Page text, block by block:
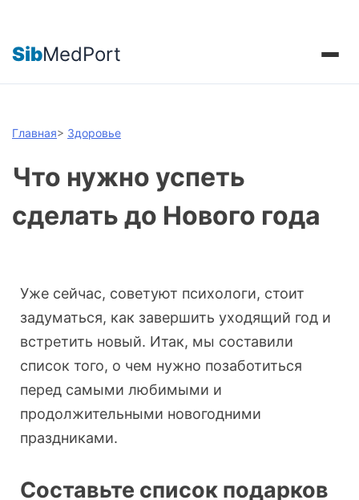
SibMedPort
Главная> Здоровье
Что нужно успеть
сделать до Нового года
Уже сейчас, советуют психологи, стоит
задуматься, как завершить уходящий год и
встретить новый. Итак, мы составили
список того, о чем нужно позаботиться
перед самыми любимыми и
продолжительными новогодними
праздниками.
Составьте список подарков